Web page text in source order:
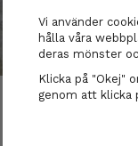
Vi använder
hålla våra
deras mönster
Klicka på "Okej"
genom att klicka